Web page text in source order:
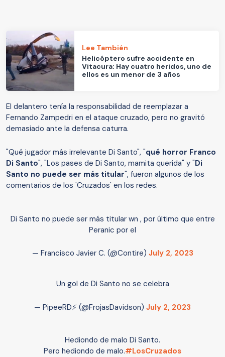
Lee También
Helicóptero sufre accidente en
Vitacura: Hay cuatro heridos, uno de
ellos es un menor de 3 años
El delantero tenía la responsabilidad de reemplazar a
Fernando Zampedri en el ataque cruzado, pero no gravitó
demasiado ante la defensa caturra.
"Qué jugador más irrelevante Di Santo", "qué horror Franco
Di Santo", "Los pases de Di Santo, mamita querida" y "Di
Santo no puede ser más titular", fueron algunos de los
comentarios de los 'Cruzados' en los redes.
Di Santo no puede ser más titular wn , por último que entre
Peranic por el
— Francisco Javier C. (@Contire) July 2, 2023
Un gol de Di Santo no se celebra
— PipeeRD⚡️ (@FrojasDavidson) July 2, 2023
Hediondo de malo Di Santo.
Pero hediondo de malo.#LosCruzados